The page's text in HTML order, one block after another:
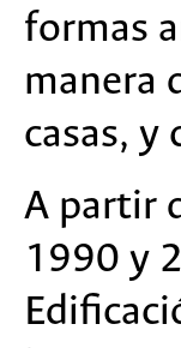
formas
manera
casas,
A partir
1990 y